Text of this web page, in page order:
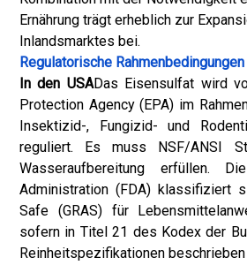
Ernährung trägt erheblich zur
Inlandsmarktes bei.
Regulatorische Rahmenbedingungen
In den USADas Eisensulfat wird
Protection Agency (EPA) im
Insektizid-, Fungizid- und
reguliert. Es muss NSF/ANSI
Wasseraufbereitung erfüllen.
Administration (FDA) klassifiziert
Safe (GRAS) für
sofern in Titel 21 des Kodex der
Reinheitspezifikationen beschrieben